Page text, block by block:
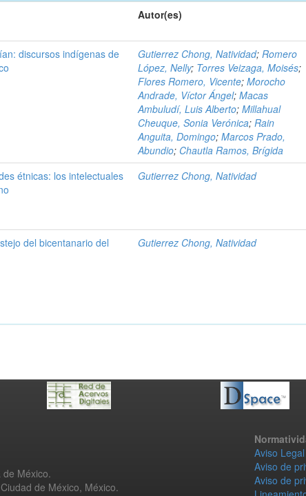
Autor(es)
discursos indígenas de
Gutierrez Chong, Natividad;Romero
López, Nelly; Torres Veizaga, Moisés;
Flores Romero, Vicente;Morocho
Andrade, Víctor Ángel;Macas
Ambuludí, Luis Alberto;Millahual
Cheuque, Sonia Verónica;Rain
Anguita, Domingo;Marcos Prado,
Abundio; Chautla Ramos, Brígida
étnicas: los intelectuales
Gutierrez Chong, Natividad
del bicentanario del
Gutierrez Chong, Natividad
México.
de México, México.
Aviso Legal
Aviso de
Aviso de